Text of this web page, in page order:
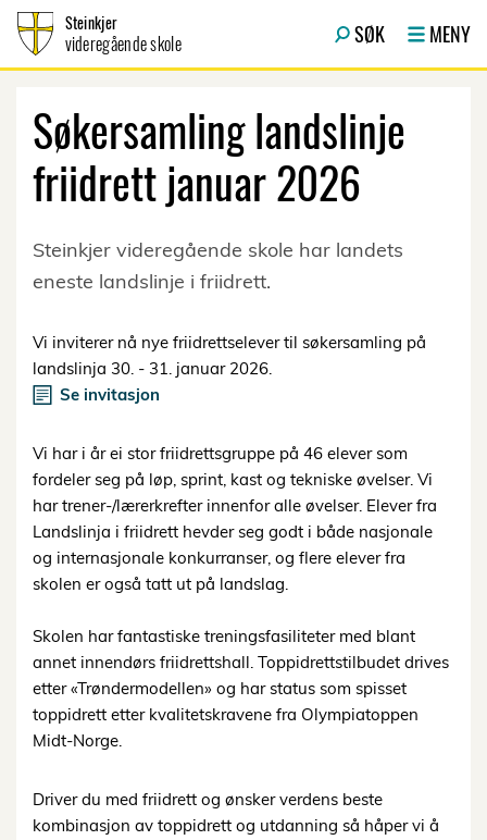
Steinkjer
videregående skole SØK MENY
Søkersamling landslinje
friidrett januar 2026
Steinkjer videregående skole har landets
eneste landslinje i friidrett.
Vi inviterer nå nye friidrettselever til søkersamling på
landslinja 30. - 31. januar 2026.
Se invitasjon
Vi har i år ei stor friidrettsgruppe på 46 elever som
fordeler seg på løp, sprint, kast og tekniske øvelser. Vi
har trener-/lærerkrefter innenfor alle øvelser. Elever fra
Landslinja i friidrett hevder seg godt i både nasjonale
og internasjonale konkurranser, og flere elever fra
skolen er også tatt ut på landslag.
Skolen har fantastiske treningsfasiliteter med blant
annet innendørs friidrettshall. Toppidrettstilbudet drives
etter «Trøndermodellen» og har status som spisset
toppidrett etter kvalitetskravene fra Olympiatoppen
Midt-Norge.
Driver du med friidrett og ønsker verdens beste
kombinasjon av toppidrett og utdanning så håper vi å